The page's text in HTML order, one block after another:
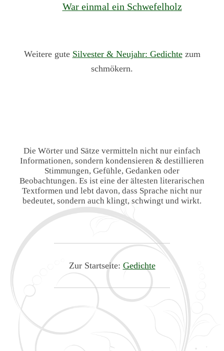
War einmal ein Schwefelholz
Weitere gute Silvester & Neujahr: Gedichtezum
schmökern.
Die Wörter und Sätze vermitteln nicht nur einfach
Informationen, sondern kondensieren & destillieren
Stimmungen, Gefühle, Gedanken oder
Beobachtungen. Es ist eine der ältesten literarischen
Textformen und lebt davon, dass Sprache nicht nur
bedeutet, sondern auch klingt, schwingt und wirkt.
Zur Startseite: Gedichte